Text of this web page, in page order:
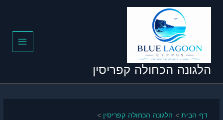
הלגונה הכחולה קפריסין
דף הבית
הלגונה הכחולה קפריסין